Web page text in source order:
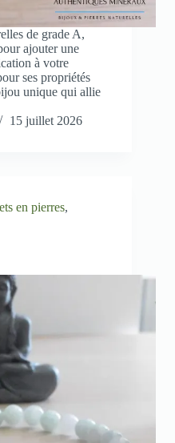
de grade A,
ajouter une
à votre
ses propriétés
unique qui allie
15 juillet 2026
en pierres,